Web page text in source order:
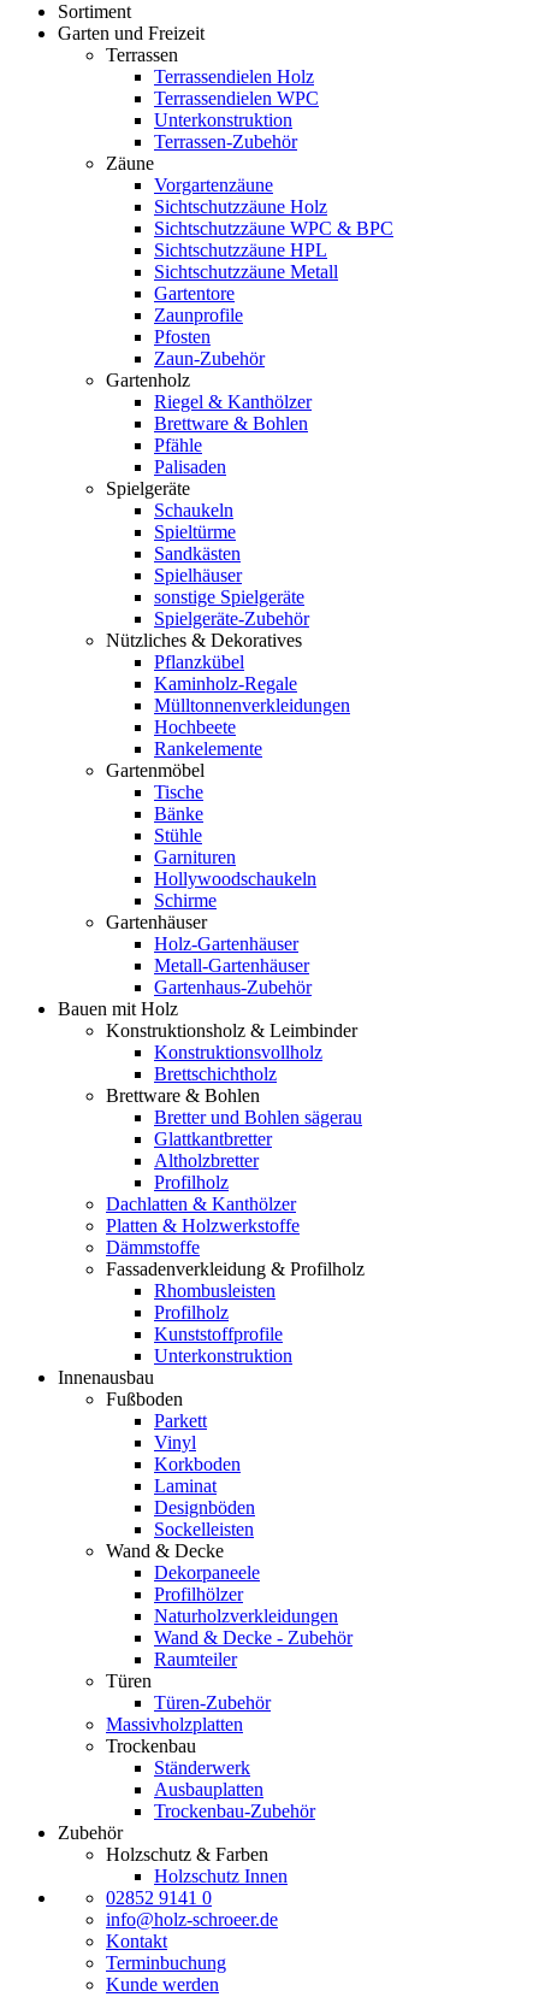
Sortiment
Garten und Freizeit
Terrassen
Terrassendielen Holz
Terrassendielen WPC
Unterkonstruktion
Terrassen-Zubehör
Zäune
Vorgartenzäune
Sichtschutzzäune Holz
Sichtschutzzäune WPC & BPC
Sichtschutzzäune HPL
Sichtschutzzäune Metall
Gartentore
Zaunprofile
Pfosten
Zaun-Zubehör
Gartenholz
Riegel & Kanthölzer
Brettware & Bohlen
Pfähle
Palisaden
Spielgeräte
Schaukeln
Spieltürme
Sandkästen
Spielhäuser
sonstige Spielgeräte
Spielgeräte-Zubehör
Nützliches & Dekoratives
Pflanzkübel
Kaminholz-Regale
Mülltonnenverkleidungen
Hochbeete
Rankelemente
Gartenmöbel
Tische
Bänke
Stühle
Garnituren
Hollywoodschaukeln
Schirme
Gartenhäuser
Holz-Gartenhäuser
Metall-Gartenhäuser
Gartenhaus-Zubehör
Bauen mit Holz
Konstruktionsholz & Leimbinder
Konstruktionsvollholz
Brettschichtholz
Brettware & Bohlen
Bretter und Bohlen sägerau
Glattkantbretter
Altholzbretter
Profilholz
Dachlatten & Kanthölzer
Platten & Holzwerkstoffe
Dämmstoffe
Fassadenverkleidung & Profilholz
Rhombusleisten
Profilholz
Kunststoffprofile
Unterkonstruktion
Innenausbau
Fußboden
Parkett
Vinyl
Korkboden
Laminat
Designböden
Sockelleisten
Wand & Decke
Dekorpaneele
Profilhölzer
Naturholzverkleidungen
Wand & Decke - Zubehör
Raumteiler
Türen
Türen-Zubehör
Massivholzplatten
Trockenbau
Ständerwerk
Ausbauplatten
Trockenbau-Zubehör
Zubehör
Holzschutz & Farben
Holzschutz Innen
02852 9141 0
info@holz-schroeer.de
Kontakt
Terminbuchung
Kunde werden